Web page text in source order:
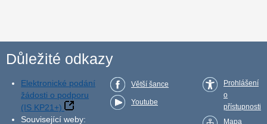
Důležité odkazy
Elektronické podání
žádosti o podporu
(IS KP21+)
Související weby:
Větší šance
Youtube
Prohlášení
o
přístupnosti
Mapa